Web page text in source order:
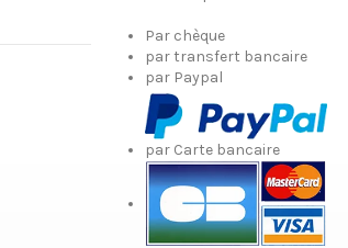
Par chèque
par transfert bancaire
par Paypal
par Carte bancaire